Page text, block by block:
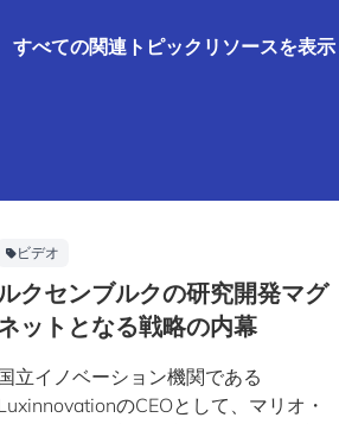
すべての関連トピックリソースを表示
ビデオ
クセンブルクの研究開発マグ
ットとなる戦略の内幕
立イノベーション機関である
のCEOとして、マリオ・